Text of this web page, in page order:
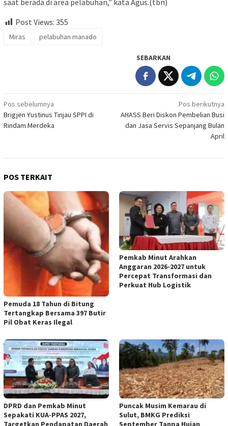
saat berada di area pelabuhan,” kata Agus.(tbn)
Post Views: 355
Miras pelabuhan manado
SEBARKAN
Navigasi
pos
Pos sebelumnya
Brigjen Yustinus Tinjau SPPI di
Rindam Merdeka
Pos berikutnya
AHASS Beri Diskon Pembelian Busi
dan Jasa Servis Sepanjang Bulan
April
POS TERKAIT
Pemuda 18 Tahun di Bitung
Tertangkap Bersama 397 Butir
Pil Obat Keras Ilegal
Pemkab Minut Arahkan
Anggaran 2026-2027 untuk
Percepat Transformasi dan
Perkuat Hub Logistik
DPRD dan Pemkab Minut
Sepakati KUA-PPAS 2027,
Targetkan Pendapatan Daerah
Puncak Musim Kemarau di
Sulut, BMKG Prediksi
September Tanpa Hujan